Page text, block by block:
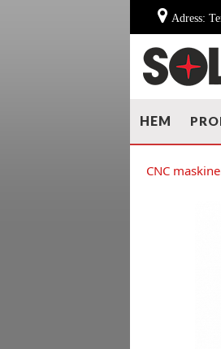
Adress:
HEM
CNC